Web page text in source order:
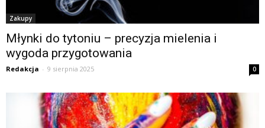
Zakupy
Młynki do tytoniu – precyzja mielenia i
wygoda przygotowania
Redakcja - 9 sierpnia 2025 0